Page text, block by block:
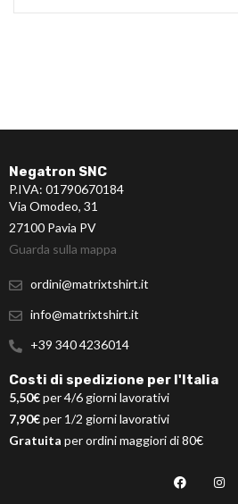
Negatron SNC
P.IVA: 01790670184
Via Omodeo, 31
27100 Pavia PV
Guarda sulla mappa
ordini@matrixtshirt.it
info@matrixtshirt.it
+39 340 4236014
Costi di spedizione per l'Italia
5,50€per 4/6 giorni lavorativi
7,90€per 1/2 giorni lavorativi
Gratuita per ordini maggiori di 80€